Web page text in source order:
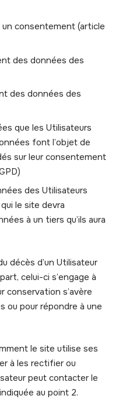
consentement (article
des données des
des données des
que les Utilisateurs
font l’objet de
sur leur consentement
des Utilisateurs
le site devra
à un tiers qu’ils aura
décès d’un Utilisateur
celui-ci s’engage à
conservation s’avère
ou pour répondre à une
le site utilise ses
à les rectifier ou
peut contacter le
au point 2.